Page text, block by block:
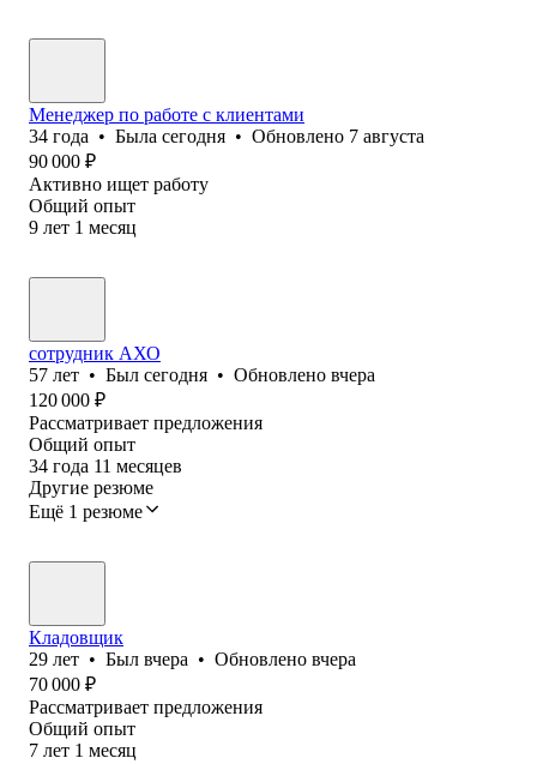
Менеджер по работе с клиентами
34 года • Была сегодня • Обновлено 7 августа
90 000 ₽
Активно ищет работу
Общий опыт
9 лет 1 месяц
сотрудник АХО
57 лет • Был сегодня • Обновлено вчера
120 000 ₽
Рассматривает предложения
Общий опыт
34 года 11 месяцев
Другие резюме
Ещё 1 резюме
Кладовщик
29 лет • Был вчера • Обновлено вчера
70 000 ₽
Рассматривает предложения
Общий опыт
7 лет 1 месяц